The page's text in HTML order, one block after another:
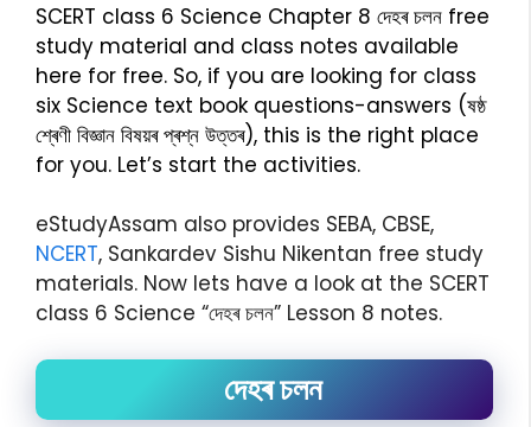
SCERT class 6 Science Chapter 8 দেহৰ চলন free
study material and class notes available
here for free. So, if you are looking for class
six Science text book questions-answers (ষষ্ঠ
শ্ৰেণী বিজ্ঞান বিষয়ৰ প্ৰশ্ন উত্তৰ), this is the right place
for you. Let’s start the activities.
eStudyAssam also provides SEBA, CBSE,
NCERT, Sankardev Sishu Nikentan free study
materials. Now lets have a look at the SCERT
class 6 Science “দেহৰ চলন” Lesson 8 notes.
দেহৰ চলন